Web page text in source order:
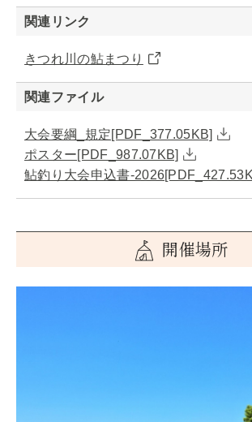
関連リンク
きつれ川の鮎まつり
関連ファイル
大会要綱_規定[PDF_377.05KB]
ポスター[PDF_987.07KB]
鮎釣り大会申込書-
開催場所